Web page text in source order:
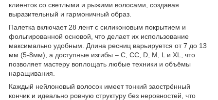
клиенток со светлыми и рыжими волосами, создавая
выразительный и гармоничный образ.
Палетка включает 28 лент с силиконовым покрытием и
фольгированной основой, что делает их использование
максимально удобным. Длина ресниц варьируется от 7 до 13
мм (5-8мм), а доступные изгибы – C, CC, D, M, L и XL, что
позволяет мастеру воплощать любые техники и объёмы
наращивания.
Каждый нейлоновый волосок имеет тонкий заострённый
кончик и идеально ровную структуру без неровностей, что